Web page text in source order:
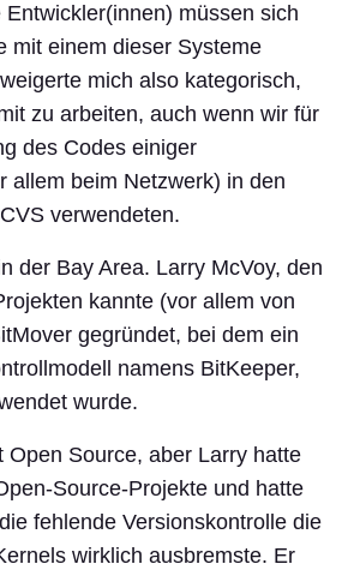
müssen sich
mit einem dieser Systeme
mich also kategorisch,
zu arbeiten, auch wenn wir für
des Codes einiger
allem beim Netzwerk) in den
verwendeten.
der Bay Area. Larry McVoy, den
kannte (vor allem von
gegründet, bei dem ein
namens BitKeeper,
wurde.
Open Source, aber Larry hatte
Source-Projekte und hatte
fehlende Versionskontrolle die
wirklich ausbremste. Er